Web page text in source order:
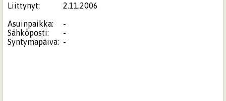
Liittynyt:
2.11.2006
Asuinpaikka:
-
Sähköposti:
-
Syntymäpäivä: -